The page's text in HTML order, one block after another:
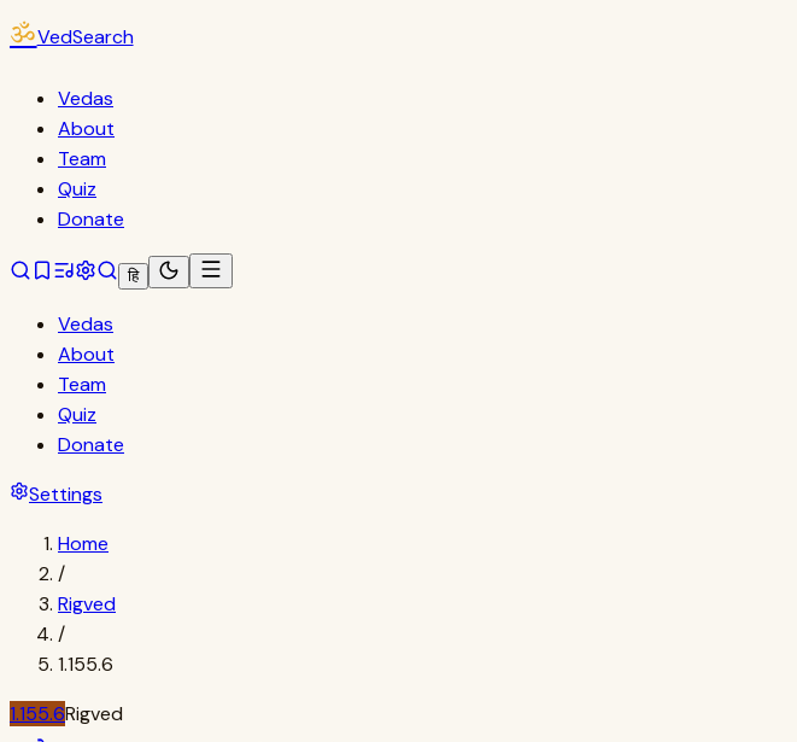
ॐVedSearch
Vedas
About
Team
Quiz
Donate
हि
Vedas
About
Team
Quiz
Donate
Settings
Home
/
Rigved
/
1.155.6
1.155.6Rigved